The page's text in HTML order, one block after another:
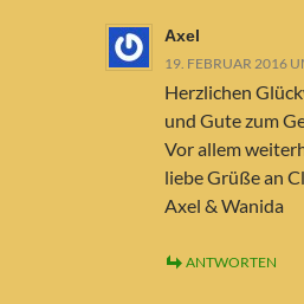
Axel
19. FEBRUAR 2016
Herzlichen
und Gute zum
Vor allem
liebe Grüße an
Axel & Wanida
ANTWORTEN